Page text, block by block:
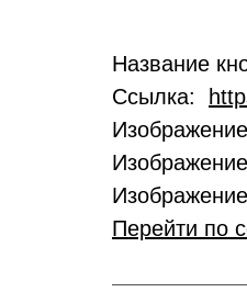
Название
Ссылка:
Перейти по